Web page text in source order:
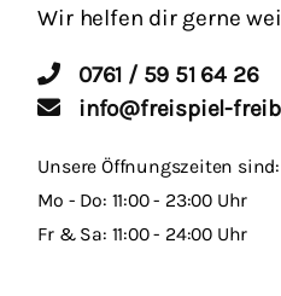
Wir helfen dir gerne
0761 / 59 51 64 26
info@freispiel-
Unsere Öffnungszeiten sind:
Mo - Do: 11:00 - 23:00 Uhr
Fr & Sa: 11:00 - 24:00 Uhr